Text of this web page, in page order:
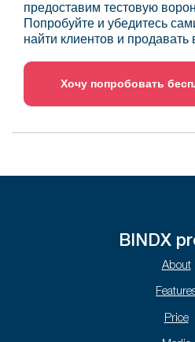
предоставим тестовую
Попробуйте и убедитесь
найти клиентов и продавать
Хочу попробовать
BINDX
About
Price